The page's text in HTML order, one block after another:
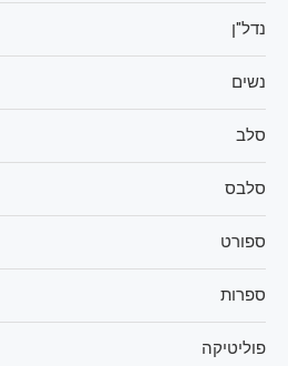
נדל"ן
נשים
סלב
סלבס
ספורט
ספרות
פוליטיקה